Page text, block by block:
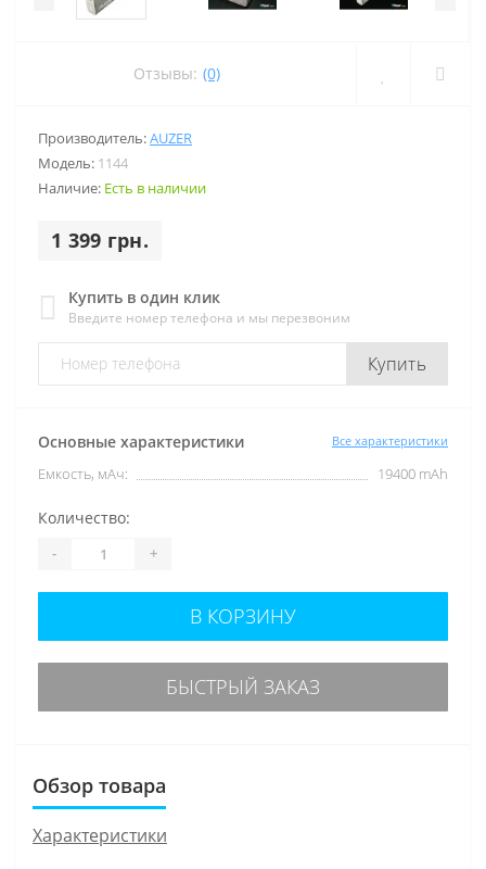
Отзывы: (0)
Производитель:AUZER
Модель: 1144
Наличие: Есть в наличии
1 399 грн.
Купить в один клик
Введите номер телефона и мы перезвоним
Купить
Основные характеристики Все характеристики
Емкость, мАч: 19400 mAh
Количество:
- +
В КОРЗИНУ
БЫСТРЫЙ ЗАКАЗ
Обзор товара
Характеристики